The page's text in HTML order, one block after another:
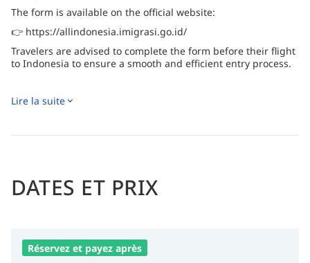
The form is available on the official website:
👉 https://allindonesia.imigrasi.go.id/
Travelers are advised to complete the form before their flight
to Indonesia to ensure a smooth and efficient entry process.
Lire la suite
DATES ET PRIX
Réservez et payez après